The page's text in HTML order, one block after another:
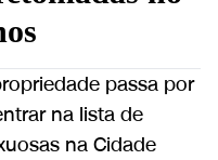
passa por
na lista de
na Cidade